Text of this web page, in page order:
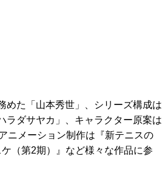
めた「山本秀世」、シリーズ構成は
ラダサヤカ」、キャラクター原案は
ニメーション制作は『新テニスの
（第2期）』など様々な作品に参